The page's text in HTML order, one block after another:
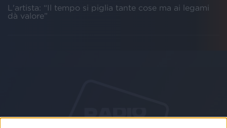
L'artista: “Il tempo si piglia tante cose ma ai legami
dà valore”